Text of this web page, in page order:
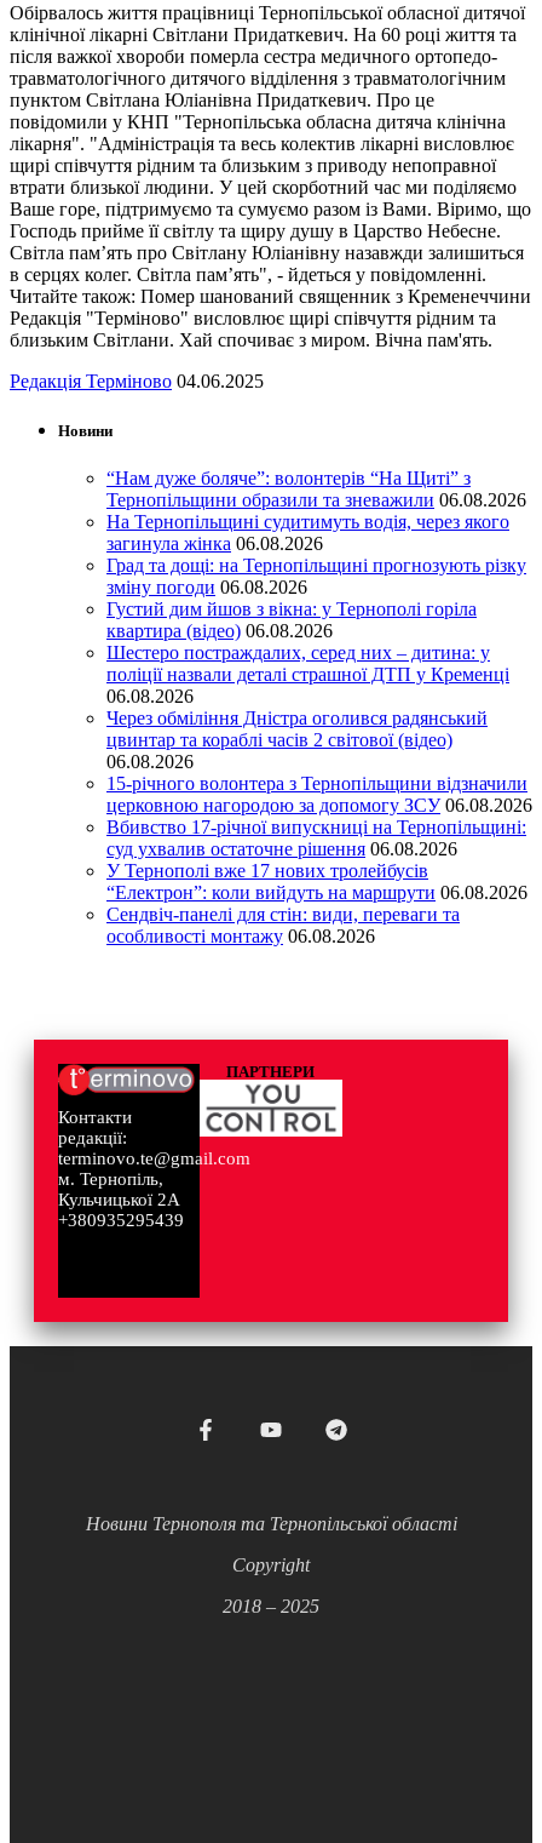
Обірвалось життя працівниці Тернопільської обласної дитячої
клінічної лікарні Світлани Придаткевич. На 60 році життя та
після важкої хвороби померла сестра медичного ортопедо-
травматологічного дитячого відділення з травматологічним
пунктом Світлана Юліанівна Придаткевич. Про це
повідомили у КНП "Тернопільська обласна дитяча клінічна
лікарня". "Адміністрація та весь колектив лікарні висловлює
щирі співчуття рідним та близьким з приводу непоправної
втрати близької людини. У цей скорботний час ми поділяємо
Ваше горе, підтримуємо та сумуємо разом із Вами. Віримо, що
Господь прийме її світлу та щиру душу в Царство Небесне.
Світла пам’ять про Світлану Юліанівну назавжди залишиться
в серцях колег. Світла пам’ять", - йдеться у повідомленні.
Читайте також: Помер шанований священник з Кременеччини
Редакція "Терміново" висловлює щирі співчуття рідним та
близьким Світлани. Хай спочиває з миром. Вічна пам'ять.
Редакція Терміново 04.06.2025
Новини
“Нам дуже боляче”: волонтерів “На Щиті” з
Тернопільщини образили та зневажили 06.08.2026
На Тернопільщині судитимуть водія, через якого
загинула жінка 06.08.2026
Град та дощі: на Тернопільщині прогнозують різку
зміну погоди 06.08.2026
Густий дим йшов з вікна: у Тернополі горіла
квартира (відео) 06.08.2026
Шестеро постраждалих, серед них – дитина: у
поліції назвали деталі страшної ДТП у Кременці
06.08.2026
Через обміління Дністра оголився радянський
цвинтар та кораблі часів 2 світової (відео)
06.08.2026
15-річного волонтера з Тернопільщини відзначили
церковною нагородою за допомогу ЗСУ 06.08.2026
Вбивство 17-річної випускниці на Тернопільщині:
суд ухвалив остаточне рішення 06.08.2026
У Тернополі вже 17 нових тролейбусів
“Електрон”: коли вийдуть на маршрути 06.08.2026
Сендвіч-панелі для стін: види, переваги та
особливості монтажу 06.08.2026
Контакти
редакції:
terminovo.te@gmail.com
м. Тернопіль,
Кульчицької 2А
+380935295439
ПАРТНЕРИ
Новини Тернополя та Тернопільської області
Copyright
2018 – 2025